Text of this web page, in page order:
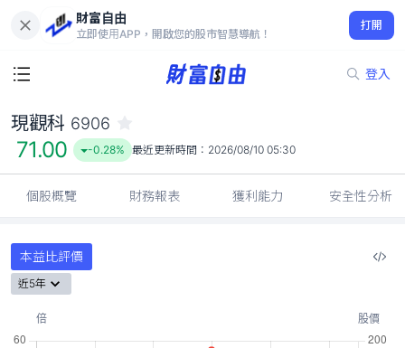
財富自由
立即使用APP，開啟您的股市智慧導航！
打開
登入
71.00
-0.28%
現觀科 6906
71.00 -0.28% 最近更新時間： 2026/08/10 05:30
個股概覽 財務報表 獲利能力 安全性分析
本益比評價
近5年